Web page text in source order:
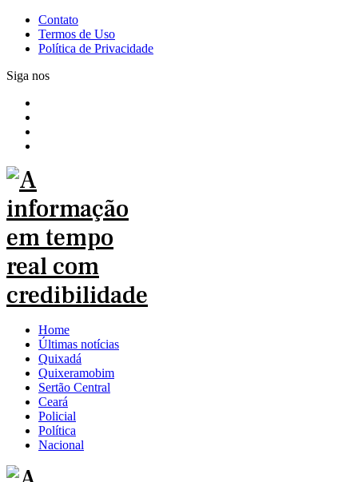
Contato
Termos de Uso
Política de Privacidade
Siga nos
Home
Últimas notícias
Quixadá
Quixeramobim
Sertão Central
Ceará
Policial
Política
Nacional